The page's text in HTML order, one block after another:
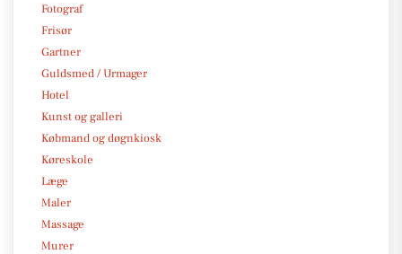
Fotograf
Frisør
Gartner
Guldsmed / Urmager
Hotel
Kunst og galleri
Købmand og døgnkiosk
Køreskole
Læge
Maler
Massage
Murer